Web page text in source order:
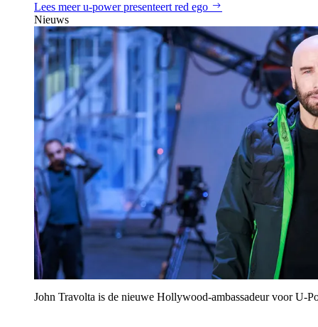
Lees meeru‑power presenteert red ego
Nieuws
John Travolta is de nieuwe Hollywood-ambassadeur voor